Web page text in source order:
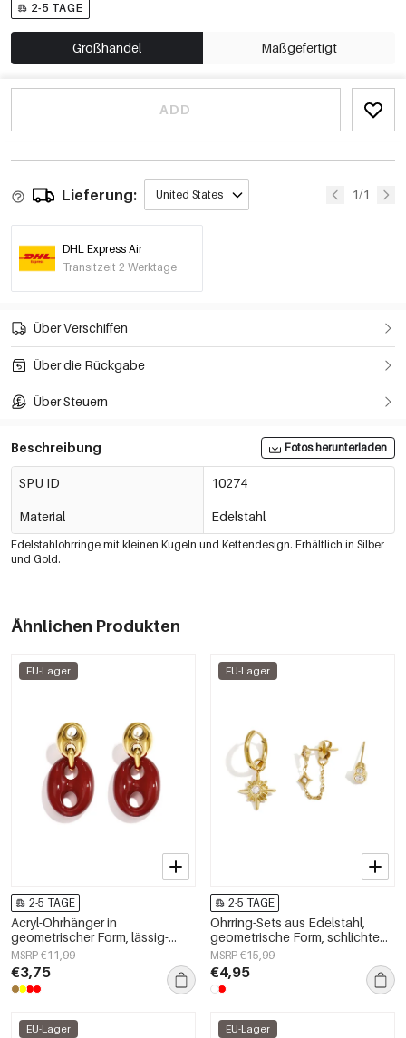
2-5 TAGE
Großhandel Maßgefertigt
ADD
Lieferung: United States 1/1
DHL Express Air
Transitzeit 2 Werktage
Über Verschiffen
Über die Rückgabe
Über Steuern
Beschreibung Fotos herunterladen
SPU ID 10274
Material Edelstahl
Edelstahlohrringe mit kleinen Kugeln und Kettendesign. Erhältlich in Silber
und Gold.
Ähnlichen Produkten
EU-Lager
2-5 TAGE
Acryl-Ohrhänger in
geometrischer Form, lässig-
schlichte Serie, Damenschmuck
MSRP €11,99
€3,75
EU-Lager
2-5 TAGE
Ohrring-Sets aus Edelstahl,
geometrische Form, schlichte
Alltags-Serie, Damenschmuck
MSRP €15,99
€4,95
EU-Lager EU-Lager